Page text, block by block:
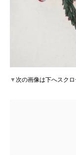
▼次の画像は下へスク